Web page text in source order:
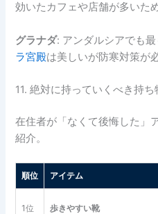
効いたカフェや店舗が多いた
グラナダ: アンダルシアでも
ラ宮殿は美しいが防寒対策が
11. 絶対に持っていくべき持ち
在住者が「なくて後悔した」
紹介。
順位 アイテム
1位 歩きやすい靴